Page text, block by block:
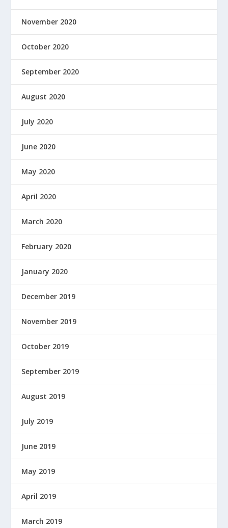
November 2020
October 2020
September 2020
August 2020
July 2020
June 2020
May 2020
April 2020
March 2020
February 2020
January 2020
December 2019
November 2019
October 2019
September 2019
August 2019
July 2019
June 2019
May 2019
April 2019
March 2019